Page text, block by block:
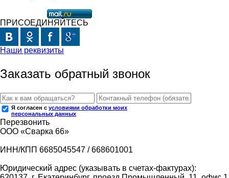
ПРИСОЕДИНЯЙТЕСЬ
Наши реквизиты
Заказать обратный звонок
Я согласен с условиями обработки моих
персональных данных
Перезвонить
ООО «Сварка 66»
ИНН/КПП 6685045547 / 668601001
Юридический адрес (указывать в счетах-фактурах):